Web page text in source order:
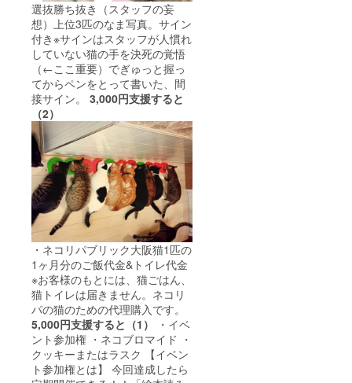
選抜勝ち抜き（スタッフの妄
想）上位3匹のなま写真。サイン
付き※サインはスタッフが人慣れ
していない猫の手を決死の覚悟
（←ここ重要）でぎゅっと握っ
てからペンをとって書いた、間
接サイン。 3,000円支援すると
（2）
・ネコリパブリック大阪猫1匹の
1ヶ月分のご飯代金&トイレ代金
※お客様のもとには、猫ごはん、
猫トイレは届きません。ネコリ
パの猫のための代理購入です。
5,000円支援すると（1）
・イベ
ント参加権 ・ネコブロマイド ・
クッキーまたはラスク 【イベン
ト参加権とは】 今回達成したら